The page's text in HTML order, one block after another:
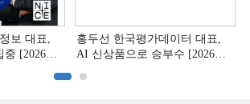
보 대표,
중 [2026
홍두선 한국평가데이터 대표,
AI 신상품으로 승부수 [2026